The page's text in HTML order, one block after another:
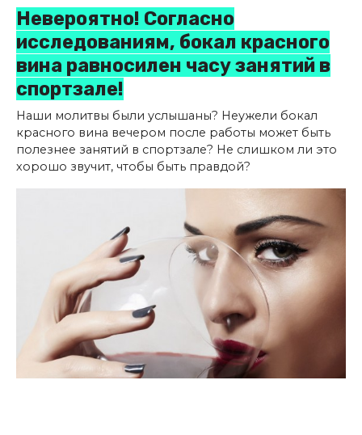
Невероятно! Согласно
исследованиям, бокал красного
вина равносилен часу занятий в
спортзале!
Наши молитвы были услышаны? Неужели бокал
красного вина вечером после работы может быть
полезнее занятий в спортзале? Не слишком ли это
хорошо звучит, чтобы быть правдой?